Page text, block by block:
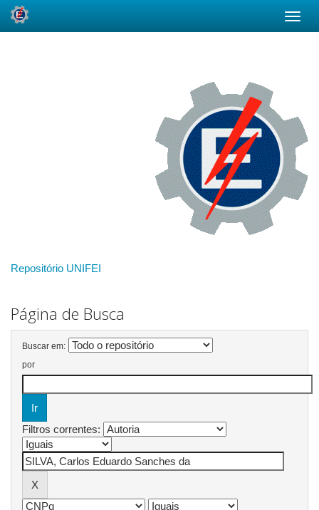
Repositório UNIFEI
Página de Busca
Buscar em:
por
Filtros correntes: